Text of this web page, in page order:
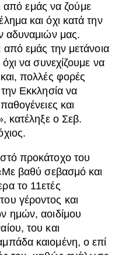
από εμάς να ζούμε
και όχι κατά την
αδυναμιών μας.
εμάς την μετάνοια
να συνεχίζουμε να
πολλές φορές
Εκκλησία να
και
κατέληξε ο Σεβ.
προκάτοχο του
βαθύ σεβασμό και
το 11ετές
γέροντος και
ημών, αοιδίμου
του και
καιομένη, ο επί